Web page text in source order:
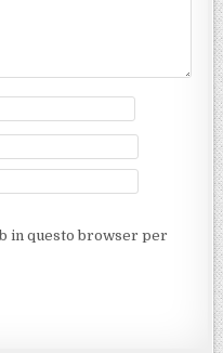
in questo browser per